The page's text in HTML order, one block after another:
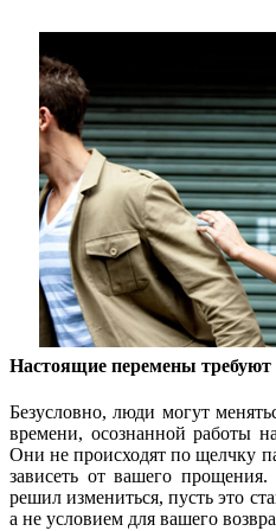
Настоящие перемены требуют
Безусловно, люди могут
времени, осознанной работы
Они не происходят по щелчку
зависеть от вашего
решил измениться, пусть это
а не условием для вашего